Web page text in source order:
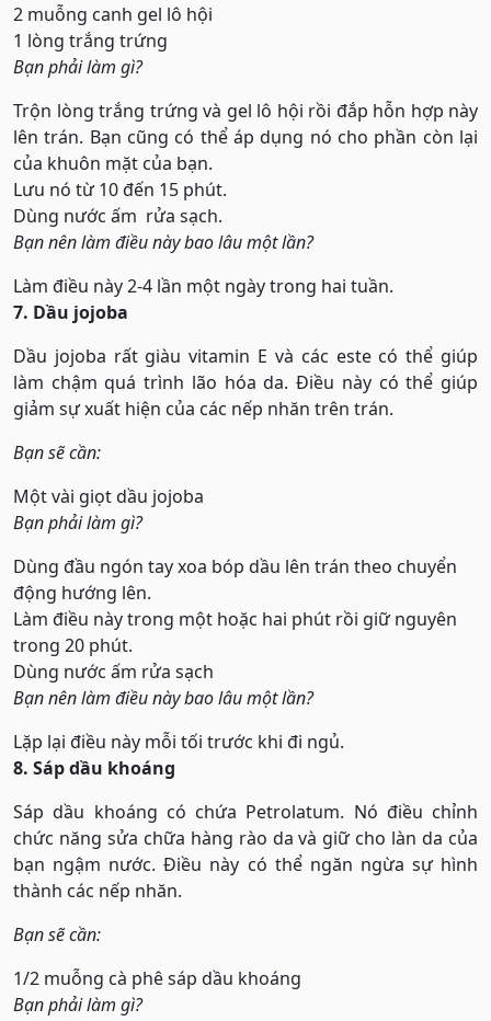
2 muỗng canh gel lô hội
1 lòng trắng trứng
Bạn phải làm gì?
Trộn lòng trắng trứng và gel lô hội rồi đắp hỗn hợp này
lên trán. Bạn cũng có thể áp dụng nó cho phần còn lại
của khuôn mặt của bạn.
Lưu nó từ 10 đến 15 phút.
Dùng nước ấm rửa sạch.
Bạn nên làm điều này bao lâu một lần?
Làm điều này 2-4 lần một ngày trong hai tuần.
7. Dầu jojoba
Dầu jojoba rất giàu vitamin E và các este có thể giúp
làm chậm quá trình lão hóa da. Điều này có thể giúp
giảm sự xuất hiện của các nếp nhăn trên trán.
Bạn sẽ cần:
Một vài giọt dầu jojoba
Bạn phải làm gì?
Dùng đầu ngón tay xoa bóp dầu lên trán theo chuyển
động hướng lên.
Làm điều này trong một hoặc hai phút rồi giữ nguyên
trong 20 phút.
Dùng nước ấm rửa sạch
Bạn nên làm điều này bao lâu một lần?
Lặp lại điều này mỗi tối trước khi đi ngủ.
8. Sáp dầu khoáng
Sáp dầu khoáng có chứa Petrolatum. Nó điều chỉnh
chức năng sửa chữa hàng rào da và giữ cho làn da của
bạn ngậm nước. Điều này có thể ngăn ngừa sự hình
thành các nếp nhăn.
Bạn sẽ cần:
1/2 muỗng cà phê sáp dầu khoáng
Bạn phải làm gì?